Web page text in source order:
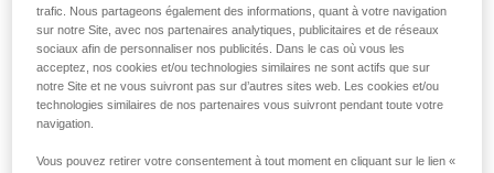
RIDE GLACIER LITERIDE LEOPARD LLF
trafic. Nous partageons également des informations, quant à votre navigation
sur notre Site, avec nos partenaires analytiques, publicitaires et de réseaux
sociaux afin de personnaliser nos publicités. Dans le cas où vous les
acceptez, nos cookies et/ou technologies similaires ne sont actifs que sur
notre Site et ne vous suivront pas sur d’autres sites web. Les cookies et/ou
technologies similaires de nos partenaires vous suivront pendant toute votre
navigation.
Vous pouvez retirer votre consentement à tout moment en cliquant sur le lien «